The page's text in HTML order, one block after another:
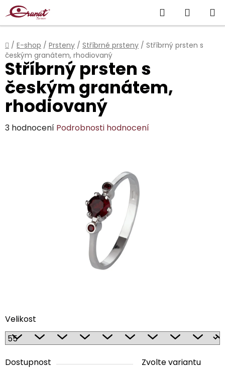
Přejít
na
obsah
Hledat
KOŠÍK
Domů
/ E-shop / Prsteny / Stříbrné prsteny / Stříbrný prsten s
českým granátem, rhodiovaný
Velikost
Dostupnost
Zvolte variantu
Stříbrný prsten s
českým granátem,
rhodiovaný
Průměrné
3 hodnocení Podrobnosti hodnocení